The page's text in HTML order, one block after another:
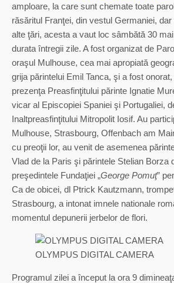
amploare, la care sunt chemate toate
răsăritul Franţei, din vestul Germaniei,
alte ţări, acesta a vaut loc sâmbătă 30
durata întregii zile. A fost organizat de
oraşul Mulhouse, cea mai apropiată
grija părintelui Emil Tanca, şi a fost
prezenţa Preasfinţitului părinte Ignatie
vicar al Episcopiei Spaniei şi Portugaliei,
Inaltpreasfinţitului Mitropolit Iosif. Au
Mulhouse, Strasbourg, Offenbach am
cu preoţii lor, au venit de asemenea
Vlad de la Paris şi părintele Stelian Borza
preşedintele Fundaţiei „George Pomuţ”
Ca de obicei, dl Ptrick Kautzmann,
Strasbourg, a intonat imnele nationale
momentul depunerii jerbelor de flori.
OLYMPUS DIGITAL CAMERA
Programul zilei a început la ora 9